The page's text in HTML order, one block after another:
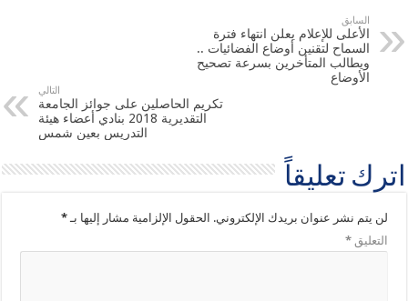
السابق
الأعلى للإعلام يعلن انتهاء فترة
السماح لتقنين أوضاع الفضائيات ..
ويطالب المتأخرين بسرعة تصحيح
الأوضاع
التالي
تكريم الحاصلين على جوائز الجامعة
التقديرية 2018 بنادي أعضاء هيئة
التدريس بعين شمس
اترك تعليقاً
لن يتم نشر عنوان بريدك الإلكتروني. الحقول الإلزامية مشار إليها بـ*
التعليق*